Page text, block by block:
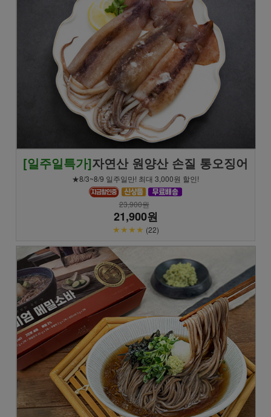
[일주일특가]자연산 원양산 손질 통오징어
★8/3~8/9 일주일만! 최대 3,000원 할인!
23,900원
21,900원
★★★★ (22)